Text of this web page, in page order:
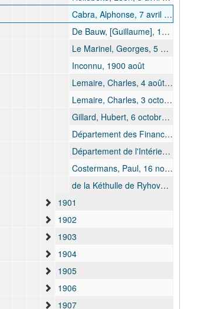
Cabra, Alphonse, 7 avril 1900 - 8 avril 1900
De Bauw, [Guillaume], 1900 août
Le Marinel, Georges, 5 août 1900
Inconnu, 1900 août
Lemaire, Charles, 4 août 1900 - 19 août 1900
Lemaire, Charles, 3 octobre 1900 - 6 octobre 1900
Gillard, Hubert, 6 octobre 1900
Département des Finances, 11 octobre 1900 - 12 octobre 1900
Département de l'Intérieur, 17 octobre 1900 - 20 octobre 1900
Costermans, Paul, 16 novembre 1900 - 17 novembre 1900
de la Kéthulle de Ryhove, Charles, 22 décembre 1900 - 23 décembre 1900
1901
1902
1903
1904
1905
1906
1907